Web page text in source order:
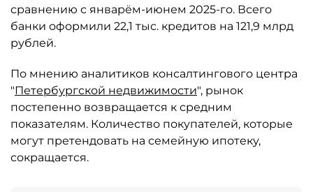
сравнению с январём-июнем 2025-го. Всего
банки оформили 22,1 тыс. кредитов на 121,9 млрд
рублей.
По мнению аналитиков консалтингового центра
"Петербургской недвижимости", рынок
постепенно возвращается к средним
показателям. Количество покупателей, которые
могут претендовать на семейную ипотеку,
сокращается.